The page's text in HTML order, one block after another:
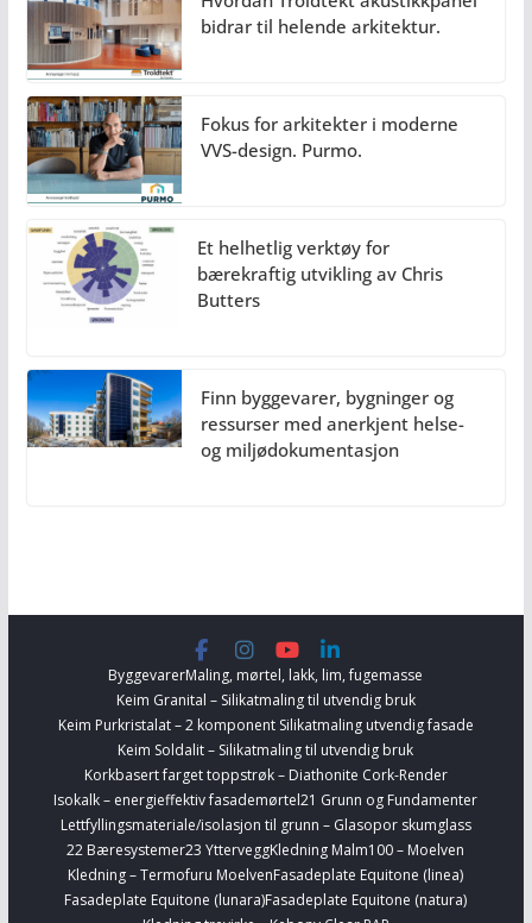
bidrar til helende arkitektur.
Fokus for arkitekter i moderne
VVS-design. Purmo.
Et helhetlig verktøy for
bærekraftig utvikling av Chris
Butters
Finn byggevarer, bygninger og
ressurser med anerkjent helse-
og miljødokumentasjon
ByggevarerMaling, mørtel, lakk, lim, fugemasse
Keim Granital – Silikatmaling til utvendig bruk
Keim Purkristalat – 2 komponent Silikatmaling utvendig fasade
Keim Soldalit – Silikatmaling til utvendig bruk
Korkbasert farget toppstrøk – Diathonite Cork-Render
Isokalk – energieffektiv fasademørtel21 Grunn og Fundamenter
Lettfyllingsmateriale/isolasjon til grunn – Glasopor skumglass
22 Bæresystemer23 YtterveggKledning Malm100 – Moelven
Kledning – Termofuru MoelvenFasadeplate Equitone (linea)
Fasadeplate Equitone (lunara)Fasadeplate Equitone (natura)